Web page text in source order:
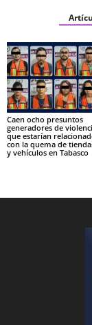
Caen ocho presuntos
generadores de
que estarían
con la quema de
y vehículos en Tabasco